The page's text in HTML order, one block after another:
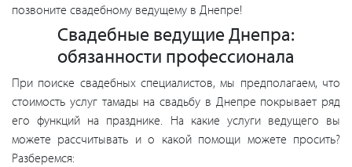
позвоните свадебному ведущему в Днепре!
Свадебные ведущие Днепра:
обязанности профессионала
При поиске свадебных специалистов, мы предполагаем, что
стоимость услуг тамады на свадьбу в Днепре покрывает ряд
его функций на празднике. На какие услуги ведущего вы
можете рассчитывать и о какой помощи можете просить?
Разберемся: